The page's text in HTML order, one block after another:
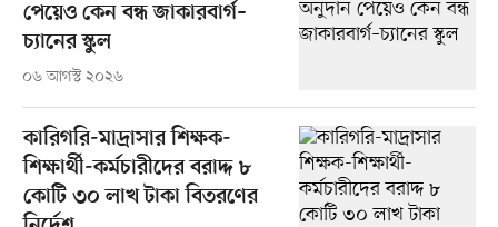
পেয়েও কেন বন্ধ জাকারবার্গ–
চ্যানের স্কুল
০৬ আগস্ট ২০২৬
কারিগরি-মাদ্রাসার শিক্ষক-
শিক্ষার্থী-কর্মচারীদের বরাদ্দ ৮
কোটি ৩০ লাখ টাকা বিতরণের